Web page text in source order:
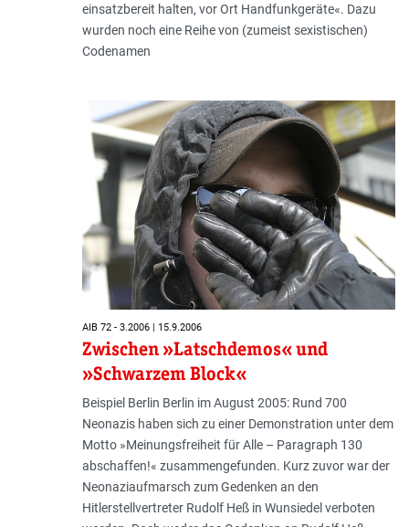
einsatzbereit halten, vor Ort Handfunkgeräte«. Dazu
wurden noch eine Reihe von (zumeist sexistischen)
Codenamen
AIB 72 - 3.2006 | 15.9.2006
Zwischen »Latschdemos« und
»Schwarzem Block«
Beispiel Berlin Berlin im August 2005: Rund 700
Neonazis haben sich zu einer Demonstration unter dem
Motto »Meinungsfreiheit für Alle – Paragraph 130
abschaffen!« zusammengefunden. Kurz zuvor war der
Neonaziaufmarsch zum Gedenken an den
Hitlerstellvertreter Rudolf Heß in Wunsiedel verboten